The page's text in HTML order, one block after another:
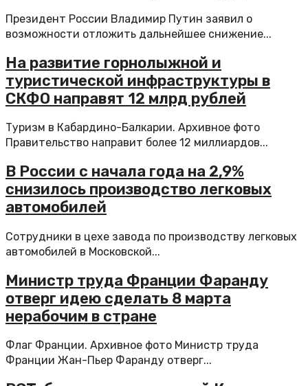
Президент России Владимир Путин заявил о
возможности отложить дальнейшее снижение...
На развитие горнолыжной и
туристической инфраструктуры в
СКФО направят 12 млрд рублей
Туризм в Кабардино-Балкарии. Архивное фото
Правительство направит более 12 миллиардов...
В России с начала года на 2,9%
снизилось производство легковых
автомобилей
Сотрудники в цехе завода по производству легковых
автомобилей в Московской...
Министр труда Франции Фаранду
отверг идею сделать 8 марта
нерабочим в стране
Флаг Франции. Архивное фото Министр труда
Франции Жан-Пьер Фаранду отверг...